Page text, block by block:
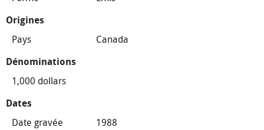
Origines
Pays Canada
Dénominations
1,000 dollars
Dates
Date gravée
1988